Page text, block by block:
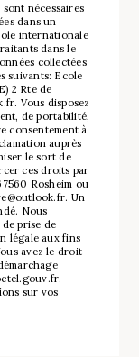
nécessaires
dans un
internationale
dans le
collectées
suivants: Ecole
2 Rte de
Vous disposez
de portabilité,
consentement à
auprès
le sort de
ces droits par
Rosheim ou
Un
Nous
prise de
légale aux fins
avez le droit
.
sur vos